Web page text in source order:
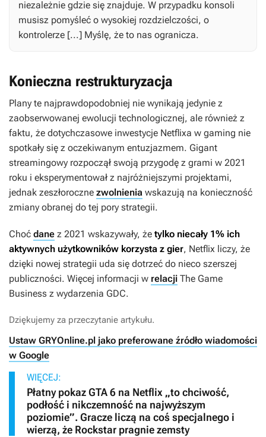
niezależnie gdzie się znajduje. W przypadku konsoli
musisz pomyśleć o wysokiej rozdzielczości, o
kontrolerze [...] Myślę, że to nas ogranicza.
Konieczna restrukturyzacja
Plany te najprawdopodobniej nie wynikają jedynie z
zaobserwowanej ewolucji technologicznej, ale również z
faktu, że dotychczasowe inwestycje Netflixa w gaming nie
spotkały się z oczekiwanym entuzjazmem. Gigant
streamingowy rozpoczął swoją przygodę z grami w 2021
roku i eksperymentował z najróżniejszymi projektami,
jednak zeszłoroczne zwolnienia wskazują na konieczność
zmiany obranej do tej pory strategii.
Choć dane z 2021 wskazywały, że tylko niecały 1% ich
aktywnych użytkowników korzysta z gier, Netflix liczy, że
dzięki nowej strategii uda się dotrzeć do nieco szerszej
publiczności. Więcej informacji w relacji The Game
Business z wydarzenia GDC.
Dziękujemy za przeczytanie artykułu.
Ustaw GRYOnline.pl jako preferowane źródło wiadomości
w Google
WIĘCEJ:
Płatny pokaz GTA 6 na Netflix „to chciwość,
podłość i nikczemność na najwyższym
poziomie”. Gracze liczą na coś specjalnego i
wierzą, że Rockstar pragnie zemsty